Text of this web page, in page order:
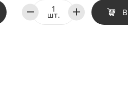
шт.